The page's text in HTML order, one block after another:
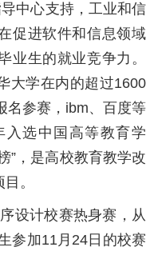
中心支持，工业和信
促进软件和信息领域
业生的就业竞争力。
大学在内的超过1600
名参赛，ibm、百度等
入选中国高等教育学
”，是高校教育教学改
。
设计校赛热身赛，从
参加11月24日的校赛